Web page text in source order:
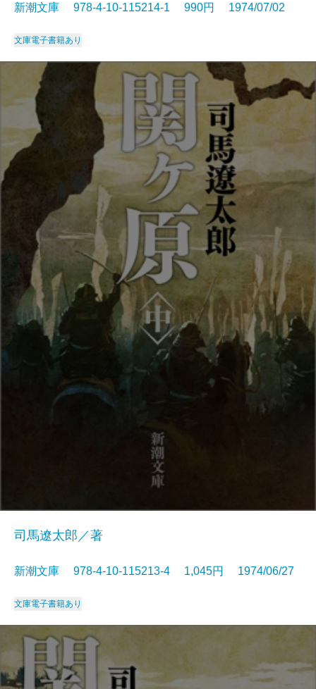
新潮文庫 978-4-10-115214-1 990円 1974/07/02
文庫電子書籍あり
司馬遼太郎／著
新潮文庫 978-4-10-115213-4 1,045円 1974/06/27
文庫電子書籍あり